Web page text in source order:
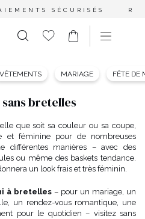
SÉCURISÉS
VÊTEMENTS MARIAGE FÊTE DE
bretelles
que soit sa couleur ou sa coupe,
et féminine pour de nombreuses
différentes manières – avec des
ou même des baskets tendance.
un look frais et très féminin.
à bretelles – pour un mariage, un
un rendez-vous romantique, une
pour le quotidien – visitez sans